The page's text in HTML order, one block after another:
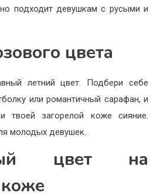
подходит девушкам с русыми и
цвета
летний цвет. Подбери себе
или романтичный сарафан, и
твоей загорелой коже сияние.
молодых девушек.
цвет на